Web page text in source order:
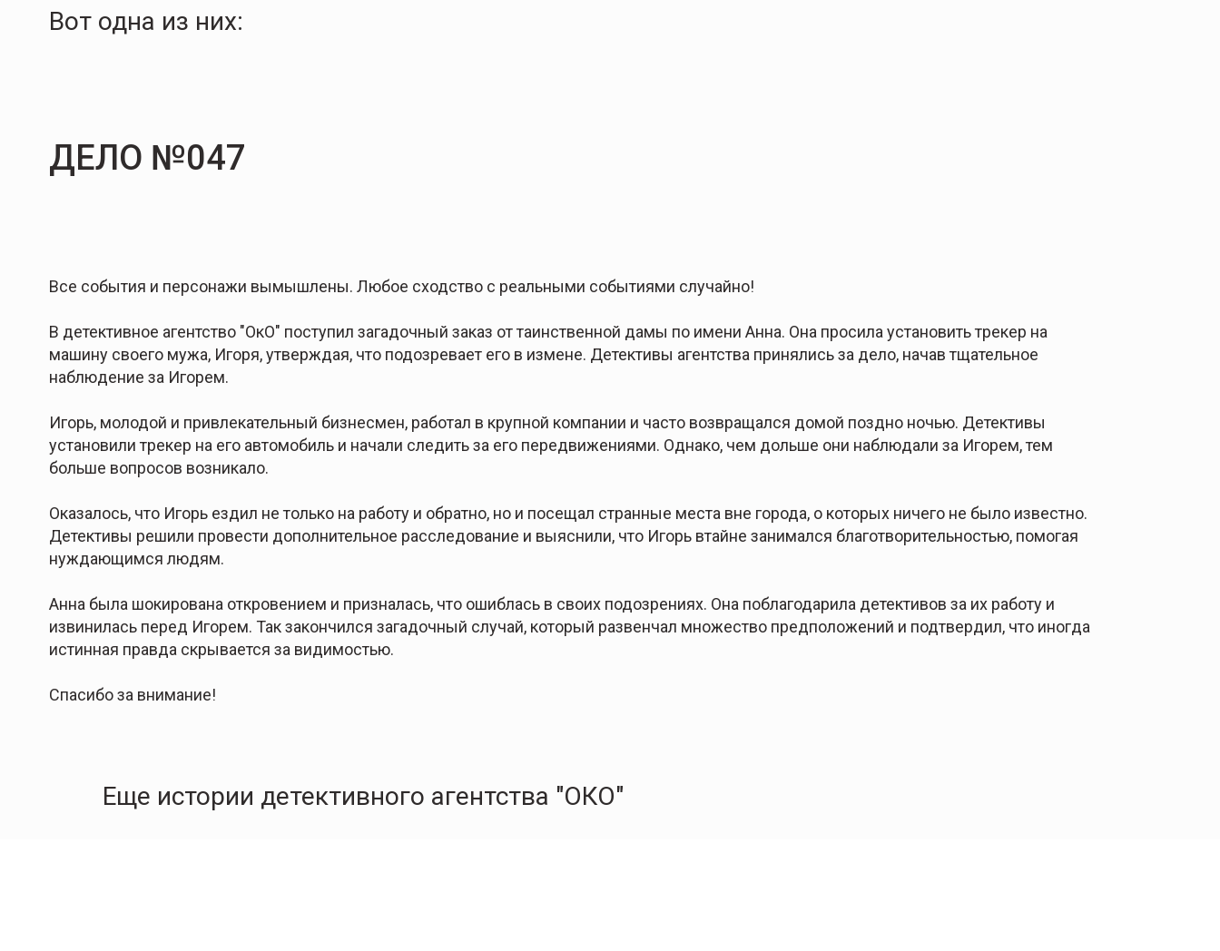
Вот одна из них:
ДЕЛО №047
Все события и персонажи вымышлены. Любое сходство с реальными событиями случайно!
В детективное агентство "ОкО" поступил загадочный заказ от таинственной дамы по имени Анна. Она просила установить трекер на
машину своего мужа, Игоря, утверждая, что подозревает его в измене. Детективы агентства принялись за дело, начав тщательное
наблюдение за Игорем.
Игорь, молодой и привлекательный бизнесмен, работал в крупной компании и часто возвращался домой поздно ночью. Детективы
установили трекер на его автомобиль и начали следить за его передвижениями. Однако, чем дольше они наблюдали за Игорем, тем
больше вопросов возникало.
Оказалось, что Игорь ездил не только на работу и обратно, но и посещал странные места вне города, о которых ничего не было известно.
Детективы решили провести дополнительное расследование и выяснили, что Игорь втайне занимался благотворительностью, помогая
нуждающимся людям.
Анна была шокирована откровением и призналась, что ошиблась в своих подозрениях. Она поблагодарила детективов за их работу и
извинилась перед Игорем. Так закончился загадочный случай, который развенчал множество предположений и подтвердил, что иногда
истинная правда скрывается за видимостью.
Спасибо за внимание!
Еще истории детективного агентства "ОКО"